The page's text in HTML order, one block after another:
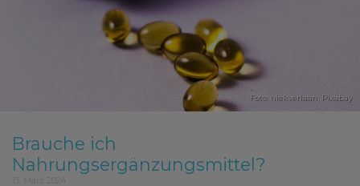
Foto: niekverlaan, Pixabay
Brauche ich
Nahrungsergänzungsmittel?